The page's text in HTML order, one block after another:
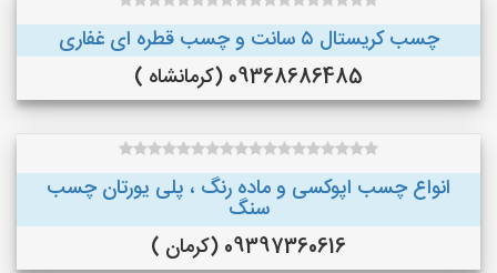
چسب کریستال ۵ سانت و چسب قطره ای غفاری
09368686485 (کرمانشاه )
انواع چسب اپوکسی و ماده رنگ ، پلی یورتان چسب
سنگ
09397360616 (کرمان )